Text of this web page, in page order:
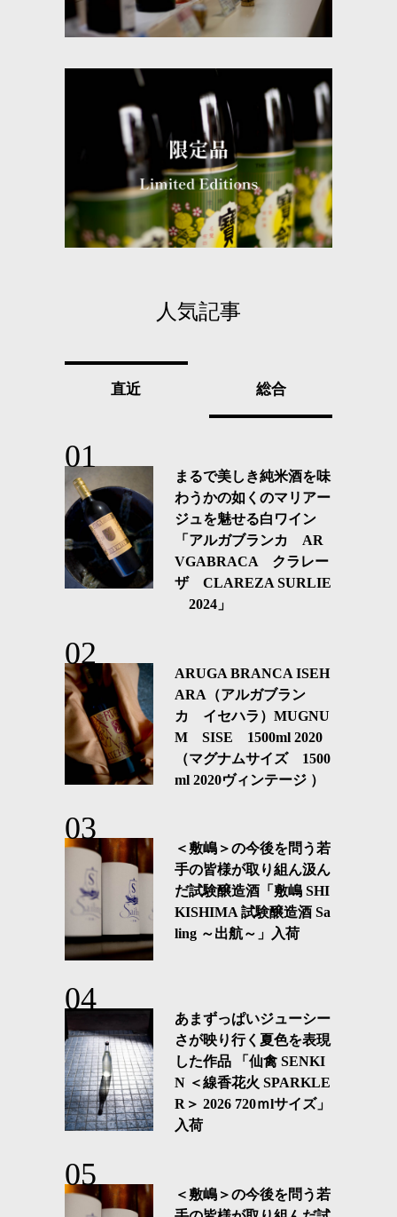
人気記事
直近 総合
まるで美しき純米酒を味
わうかの如くのマリアー
ジュを魅せる白ワイン
「アルガブランカ AR
VGABRACA クラレー
ザ CLAREZA SURLIE
2024」
ARUGA BRANCA ISEH
ARA（アルガブラン
カ イセハラ）MUGNU
M SISE 1500ml 2020
（マグナムサイズ 1500
ml 2020ヴィンテージ ）
＜敷嶋＞の今後を問う若
手の皆様が取り組ん汲ん
だ試験醸造酒「敷嶋 SHI
KISHIMA 試験醸造酒 Sa
ling ～出航～」入荷
あまずっぱいジューシー
さが映り行く夏色を表現
した作品 「仙禽 SENKI
N ＜線香花火 SPARKLE
R＞ 2026 720ｍlサイズ」
入荷
＜敷嶋＞の今後を問う若